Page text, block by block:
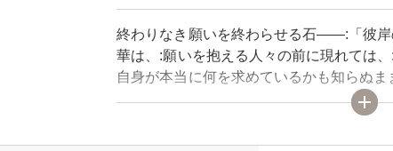
終わりなき願いを終わらせる石――:「彼岸
華は、:願いを抱える人々の前に現れては
自身が本当に何を求めているかも知らぬ
していく。:ある街で芝居一座に身をおく